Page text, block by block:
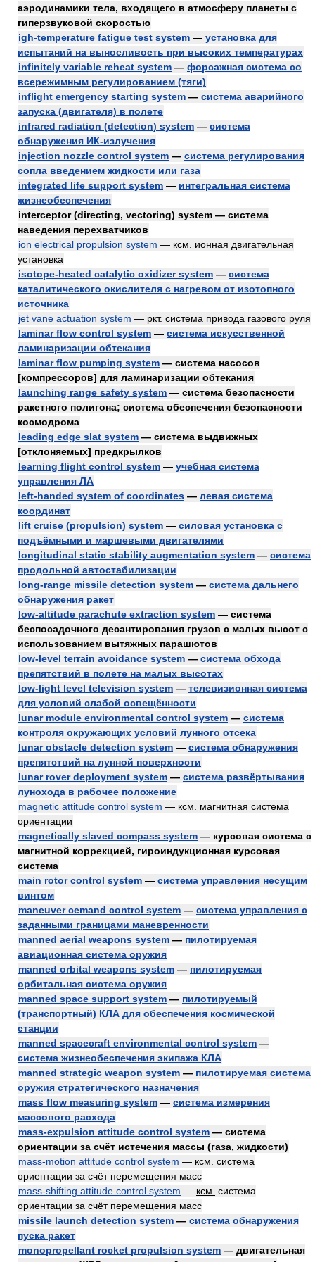
аэродинамики тела, входящего в атмосферу планеты с
гиперзвуковой скоростью
igh-temperature fatigue test system — установка для
испытаний на выносливость при высоких температурах
infinitely variable reheat system — форсажная система со
всережимным регулированием (тяги)
inflight emergency starting system — система аварийного
запуска (двигателя) в полете
infrared radiation (detection) system — система
обнаружения ИК-излучения
injection nozzle control system — система регулирования
сопла введением жидкости или газа
integrated life support system — интегральная система
жизнеобеспечения
interceptor (directing, vectoring) system — система
наведения перехватчиков
ion electrical propulsion system — ксм.
ионная двигательная
установка
isotope-heated catalytic oxidizer system — система
каталитического окислителя с нагревом от изотопного
источника
jet vane actuation system — ркт. система привода газового руля
laminar flow control system — система искусственной
ламинаризации обтекания
laminar flow pumping system — система насосов
[компрессоров] для ламинаризации обтекания
launching range safety system — система безопасности
ракетного полигона; система обеспечения безопасности
космодрома
leading edge slat system — система выдвижных
[отклоняемых] предкрылков
learning flight control system — учебная система
управления ЛА
left-handed system of coordinates — левая система
координат
lift cruise (propulsion) system — силовая установка с
подъёмными и маршевыми двигателями
longitudinal static stability augmentation system — система
продольной автостабилизации
long-range missile detection system — система дальнего
обнаружения ракет
low-altitude parachute extraction system — система
беспосадочного десантирования грузов с малых высот с
использованием вытяжных парашютов
low-level terrain avoidance system — система обхода
препятствий в полете на малых высотах
low-light level television system — телевизионная система
для условий слабой освещённости
lunar module environmental control system — система
контроля окружающих условий лунного отсека
lunar obstacle detection system — система обнаружения
препятствий на лунной поверхности
lunar rover deployment system — система развёртывания
лунохода в рабочее положение
magnetic attitude control system — ксм.
магнитная система
ориентации
magnetically slaved compass system — курсовая система с
магнитной коррекцией, гироиндукционная курсовая
система
main rotor control system — система управления несущим
винтом
maneuver cemand control system — система управления с
заданными границами маневренности
manned aerial weapons system — пилотируемая
авиационная система оружия
manned orbital weapons system — пилотируемая
орбитальная система оружия
manned space support system — пилотируемый
(транспортный) КЛА для обеспечения космической
станции
manned spacecraft environmental control system —
система жизнеобеспечения экипажа КЛА
manned strategic weapon system — пилотируемая система
оружия стратегического назначения
mass flow measuring system — система измерения
массового расхода
mass-expulsion attitude control system — система
ориентации за счёт истечения массы (газа, жидкости)
mass-motion attitude control system — ксм. система
ориентации за счёт перемещения масс
mass-shifting attitude control system — ксм. система
ориентации за счёт перемещения масс
missile launch detection system — система обнаружения
пуска ракет
monopropellant rocket propulsion system — двигательная